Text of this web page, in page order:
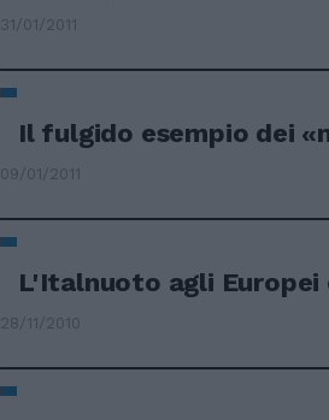
31/01/2011
Il fulgido esempio dei
09/01/2011
L'Italnuoto agli Europei
28/11/2010